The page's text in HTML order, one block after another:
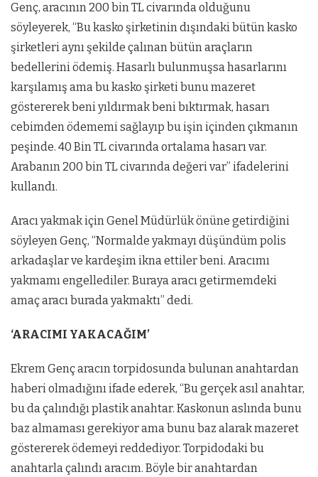
Genç, aracının 200 bin TL civarında olduğunu
söyleyerek, “Bu kasko şirketinin dışındaki bütün kasko
şirketleri aynı şekilde çalınan bütün araçların
bedellerini ödemiş. Hasarlı bulunmuşsa hasarlarını
karşılamış ama bu kasko şirketi bunu mazeret
göstererek beni yıldırmak beni bıktırmak, hasarı
cebimden ödememi sağlayıp bu işin içinden çıkmanın
peşinde. 40 Bin TL civarında ortalama hasarı var.
Arabanın 200 bin TL civarında değeri var” ifadelerini
kullandı.
Aracı yakmak için Genel Müdürlük önüne getirdiğini
söyleyen Genç, “Normalde yakmayı düşündüm polis
arkadaşlar ve kardeşim ikna ettiler beni. Aracımı
yakmamı engellediler. Buraya aracı getirmemdeki
amaç aracı burada yakmaktı” dedi.
‘ARACIMI YAKACAĞIM’
Ekrem Genç aracın torpidosunda bulunan anahtardan
haberi olmadığını ifade ederek, “Bu gerçek asıl anahtar,
bu da çalındığı plastik anahtar. Kaskonun aslında bunu
baz almaması gerekiyor ama bunu baz alarak mazeret
göstererek ödemeyi reddediyor. Torpidodaki bu
anahtarla çalındı aracım. Böyle bir anahtardan